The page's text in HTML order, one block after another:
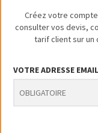
Créez votre
consulter vos devis,
tarif client sur un
VOTRE ADRESSE EMAIL